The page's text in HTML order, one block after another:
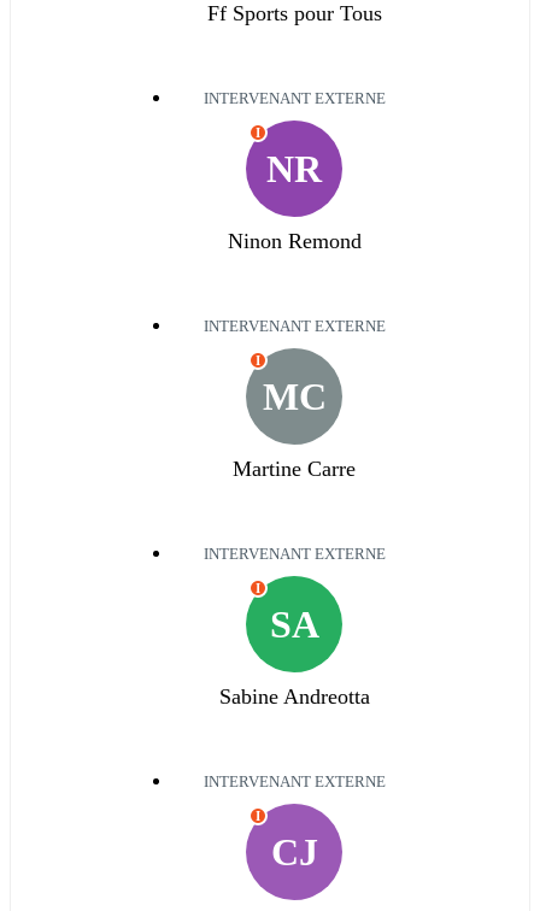
Ff Sports pour Tous
INTERVENANT EXTERNE
NR
I
Ninon Remond
INTERVENANT EXTERNE
MC
I
Martine Carre
INTERVENANT EXTERNE
SA
I
Sabine Andreotta
INTERVENANT EXTERNE
CJ
I